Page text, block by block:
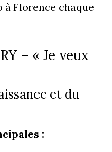
Florence chaque
– « Je veux
et du
: